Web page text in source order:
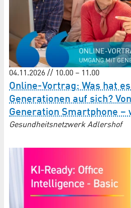
04.11.2026 // 10.00 – 11.00
Online-Vortrag: Was hat
Generationen auf sich?
Generation Smartphone –
Gesundheitsnetzwerk Adlershof